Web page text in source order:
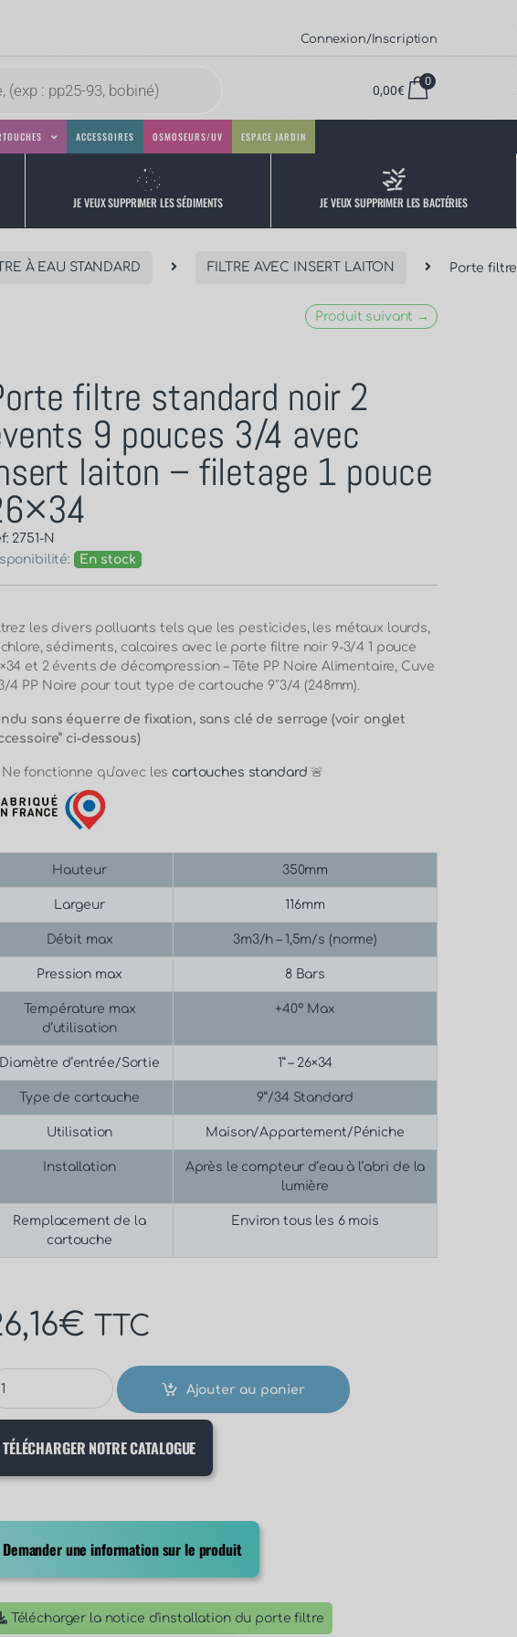
Connexion/Inscription
0,00€
0
ACCESSOIRES OSMOSEURS/UV ESPACE JARDIN
JE VEUX SUPPRIMER LES SÉDIMENTS JE VEUX SUPPRIMER LES BACTÉRIES
À EAU STANDARD FILTRE AVEC INSERT LAITON Porte
Produit suivant →
filtre standard noir 2
9 pouces 3/4 avec
laiton – filetage 1 pouce
2751-N
En stock
les divers polluants tels que les pesticides, les métaux lourds,
sédiments, calcaires avec le porte filtre noir 9-3/4 1 pouce
et 2 évents de décompression – Tête PP Noire Alimentaire, Cuve
4 PP Noire pour tout type de cartouche 9″3/4 (248mm).
sans équerre de fixation, sans clé de serrage (voir onglet
ci-dessous)
Ne fonctionne qu’avec les cartouches standard 🚨
Hauteur 350mm
Largeur 116mm
Débit max 3m3/h – 1,5m/s (norme)
Pression max 8 Bars
Température max
d’utilisation
+40° Max
Diamètre d’entrée/Sortie 1” – 26×34
Type de cartouche 9”/34 Standard
Utilisation Maison/Appartement/Péniche
Installation
Après le compteur d’eau à l’abri de la
lumière
Remplacement de la
cartouche
Environ tous les 6 mois
€ TTC
Ajouter au panier
TÉLÉCHARGER NOTRE CATALOGUE
Demander une information sur le produit
Télécharger la notice d'installation du porte filtre